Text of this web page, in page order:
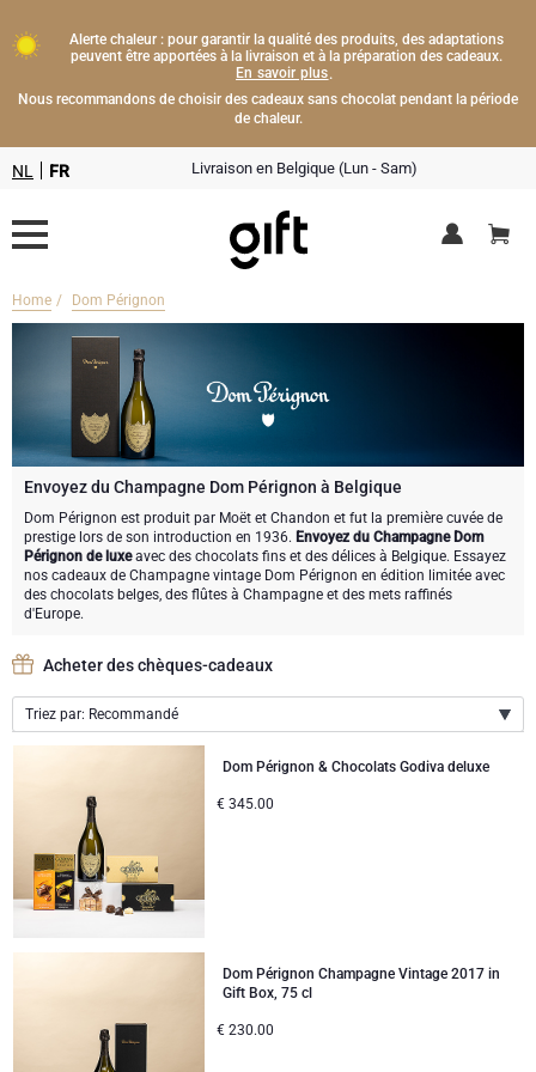
Alerte chaleur : pour garantir la qualité des produits, des adaptations
peuvent être apportées à la livraison et à la préparation des cadeaux.
En savoir plus.
Nous recommandons de choisir des cadeaux sans chocolat pendant la période
de chaleur.
Livraison en Belgique (Lun - Sam)
NL FR
Livraison fleurs
Boissons
Cadeaux champagne
Bouteille de Champagne
Cadeaux vin
Cadeaux vins mousseux
Cadeau bière
Cadeaux spiritueux
Cadeaux sans alcool
Chocolat
Type de cadeau
Meilleures ventes
Marques
Neuhaus chocolats
Godiva chocolats
Lifestyle
Type de cadeau
Des cadeaux bien être
Marques
Atelier Rebul
Paniers garnis
Type de cadeau
Coffret apéritif
Meilleures ventes
Cadeaux champagne
Cadeaux vin
cadeaux exclusifs
Marque
Atelier Rebul
Corné Port-Royal
Dom Pérignon
Jules Destrooper
Occasion
Meilleures ventes
Nouvelles arrivées
Cadeaux d'affaires
<50 EUR
50-80 EUR
>120 EUR
Cadeaux d'Entreprise
Cadeaux d'entreprise
Cadeaux du personnel
Cadeaux personnalisés
Home Dom Pérignon
Envoyez du Champagne Dom Pérignon à Belgique
Dom Pérignon est produit par Moët et Chandon et fut la première cuvée de
prestige lors de son introduction en 1936. Envoyez du Champagne Dom
Pérignon de luxeavec des chocolats fins et des délices à Belgique. Essayez
nos cadeaux de Champagne vintage Dom Pérignon en édition limitée avec
des chocolats belges, des flûtes à Champagne et des mets raffinés
d'Europe.
Acheter des chèques-cadeaux
Triez par: Recommandé
Nouveautés
Prix par ordre croissant
Prix par ordre décroissant
Dom Pérignon & Chocolats Godiva deluxe
€ 345.00
Dom Pérignon Champagne Vintage 2017 in
Gift Box, 75 cl
€ 230.00